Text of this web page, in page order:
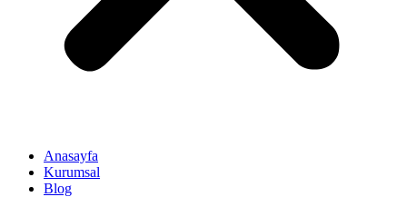
Anasayfa
Kurumsal
Blog